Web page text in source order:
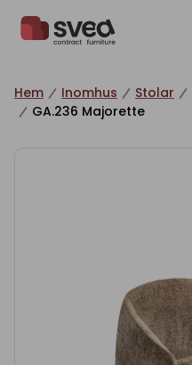
Hem Inomhus Stolar
GA.236 Majorette